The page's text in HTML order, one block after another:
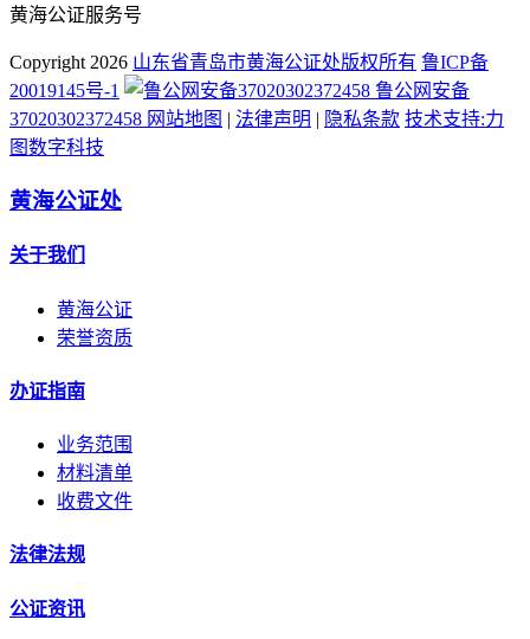
黄海公证服务号
Copyright 2026 山东省青岛市黄海公证处版权所有 鲁ICP备
20019145号-1
鲁公网安备
37020302372458 网站地图 | 法律声明 | 隐私条款 技术支持:力
图数字科技
黄海公证处
关于我们
黄海公证
荣誉资质
办证指南
业务范围
材料清单
收费文件
法律法规
公证资讯